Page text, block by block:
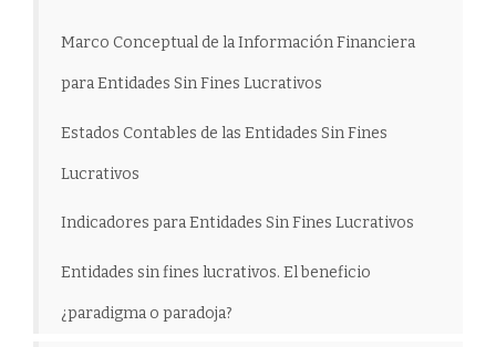
Marco Conceptual de la Información Financiera
para Entidades Sin Fines Lucrativos
Estados Contables de las Entidades Sin Fines
Lucrativos
Indicadores para Entidades Sin Fines Lucrativos
Entidades sin fines lucrativos. El beneficio
¿paradigma o paradoja?